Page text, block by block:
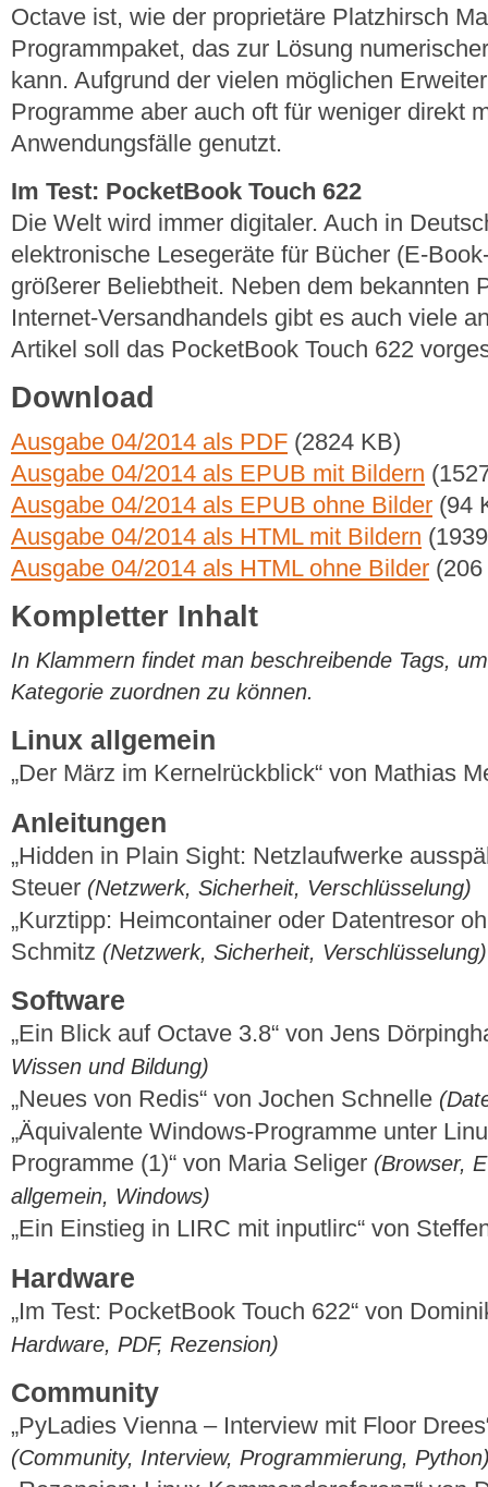
Octave ist, wie der proprietäre Platzhirsch
Programmpaket, das zur Lösung
kann. Aufgrund der vielen möglichen
Programme aber auch oft für weniger direkt
Anwendungsfälle genutzt.
Im Test: PocketBook Touch 622
Die Welt wird immer digitaler. Auch in
elektronische Lesegeräte für Bücher (E-
größerer Beliebtheit. Neben dem bekannten
Internet-Versandhandels gibt es auch viele
Artikel soll das PocketBook Touch 622
Download
Ausgabe 04/2014 als PDF (2824 KB)
Ausgabe 04/2014 als EPUB mit Bildern
Ausgabe 04/2014 als EPUB ohne Bilder (94
Ausgabe 04/2014 als HTML mit Bildern
Ausgabe 04/2014 als HTML ohne Bilder
Kompletter Inhalt
In Klammern findet man beschreibende Tags,
Kategorie zuordnen zu können.
Linux allgemein
„Der März im Kernelrückblick“ von Mathias
Anleitungen
„Hidden in Plain Sight: Netzlaufwerke
Steuer (Netzwerk, Sicherheit, Verschlüsselung)
„Kurztipp: Heimcontainer oder Datentresor
Schmitz (Netzwerk, Sicherheit, Verschlüsselung)
Software
„Ein Blick auf Octave 3.8“ von Jens
Wissen und Bildung)
„Neues von Redis“ von Jochen Schnelle
„Äquivalente Windows-Programme unter
Programme (1)“ von Maria Seliger (Browser,
allgemein, Windows)
„Ein Einstieg in LIRC mit inputlirc“ von
Hardware
„Im Test: PocketBook Touch 622“ von
Hardware, PDF, Rezension)
Community
„PyLadies Vienna – Interview mit Floor
(Community, Interview, Programmierung,